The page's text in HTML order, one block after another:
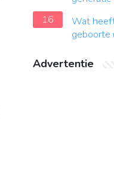
16
Wat
geboorte
Advertentie